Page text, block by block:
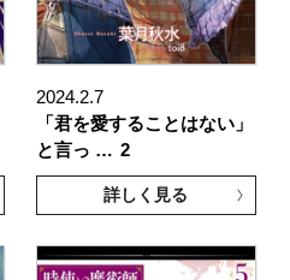
2024.2.7
「君を愛することはない」
と言っ … 2
詳しく見る